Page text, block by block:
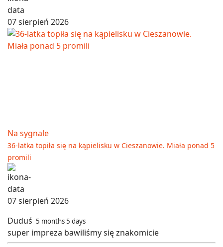
07 sierpień 2026
Na sygnale
36-latka topiła się na kąpielisku w Cieszanowie. Miała ponad 5
promili
07 sierpień 2026
Duduś 5 months 5 days
super impreza bawiliśmy się znakomicie